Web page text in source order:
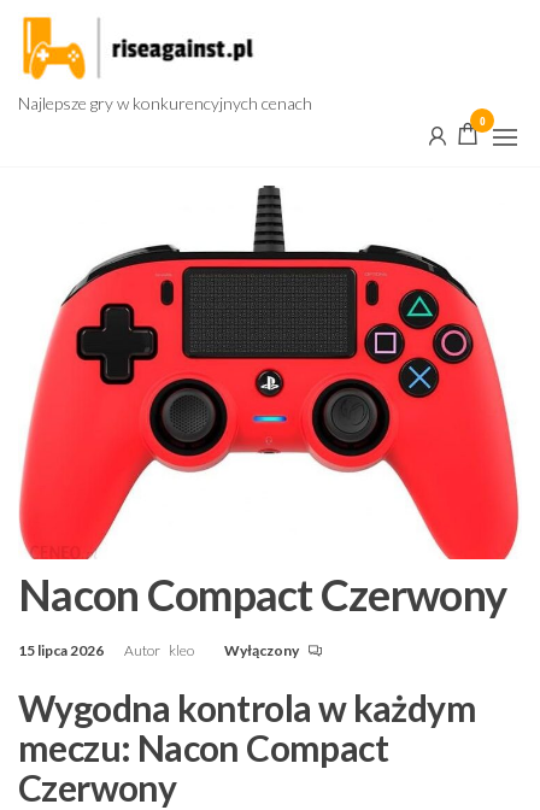
Przejdź
treści
Najlepsze gry w konkurencyjnych cenach
0
Nacon Compact Czerwony
15 lipca 2026 Autor kleo Wyłączony
Wygodna kontrola w każdym
meczu: Nacon Compact
Czerwony